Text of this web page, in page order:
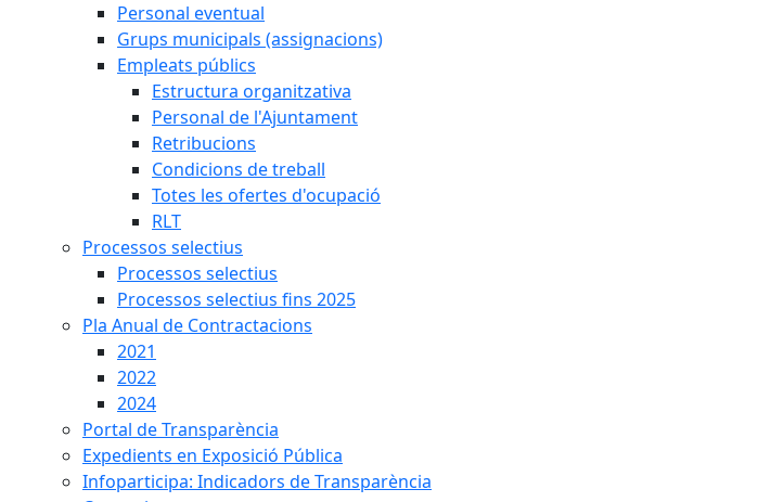
Personal eventual
Grups municipals (assignacions)
Empleats públics
Estructura organitzativa
Personal de l'Ajuntament
Retribucions
Condicions de treball
Totes les ofertes d'ocupació
RLT
Processos selectius
Processos selectius
Processos selectius fins 2025
Pla Anual de Contractacions
2021
2022
2024
Portal de Transparència
Expedients en Exposició Pública
Infoparticipa: Indicadors de Transparència